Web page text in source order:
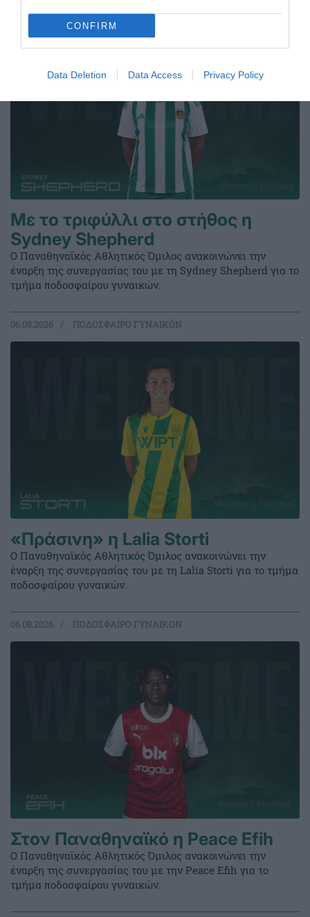
CONFIRM
Data Deletion Data Access Privacy Policy
Με το τριφύλλι στο στήθος η
Sydney Shepherd
Ο Παναθηναϊκός Αθλητικός Όμιλος ανακοινώνει την
έναρξη της συνεργασίας του με τη Sydney Shepherd για το
τμήμα ποδοσφαίρου γυναικών.
06.08.2026 ΠΟΔΟΣΦΑΙΡΟ ΓΥΝΑΙΚΩΝ
«Πράσινη» η Lalia Storti
Ο Παναθηναϊκός Αθλητικός Όμιλος ανακοινώνει την
έναρξη της συνεργασίας του με τη Lalia Storti για το τμήμα
ποδοσφαίρου γυναικών.
06.08.2026 ΠΟΔΟΣΦΑΙΡΟ ΓΥΝΑΙΚΩΝ
Στον Παναθηναϊκό η Peace Efih
Ο Παναθηναϊκός Αθλητικός Όμιλος ανακοινώνει την
έναρξη της συνεργασίας του με την Peace Efih για το
τμήμα ποδοσφαίρου γυναικών.